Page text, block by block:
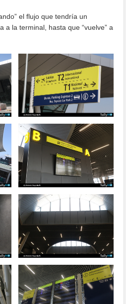
el flujo que tendría un
a la terminal, hasta que “vuelve” a